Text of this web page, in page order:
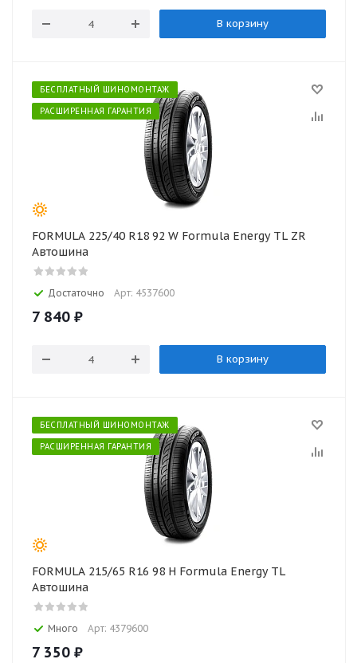
В корзину
БЕСПЛАТНЫЙ ШИНОМОНТАЖ
РАСШИРЕННАЯ ГАРАНТИЯ
FORMULA 225/40 R18 92 W Formula Energy TL ZR
Автошина
Достаточно Арт: 4537600
7 840 ₽
В корзину
БЕСПЛАТНЫЙ ШИНОМОНТАЖ
РАСШИРЕННАЯ ГАРАНТИЯ
FORMULA 215/65 R16 98 H Formula Energy TL
Автошина
Много Арт: 4379600
7 350 ₽